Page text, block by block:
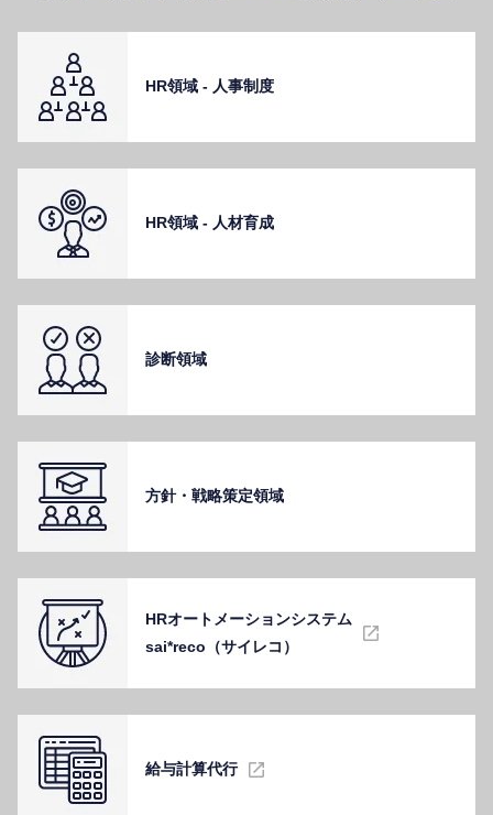
HR領域 - ⼈事制度
HR領域 - ⼈材育成
診断領域
⽅針・戦略策定領域
HRオートメーションシステム
sai*reco（サイレコ）
給与計算代⾏